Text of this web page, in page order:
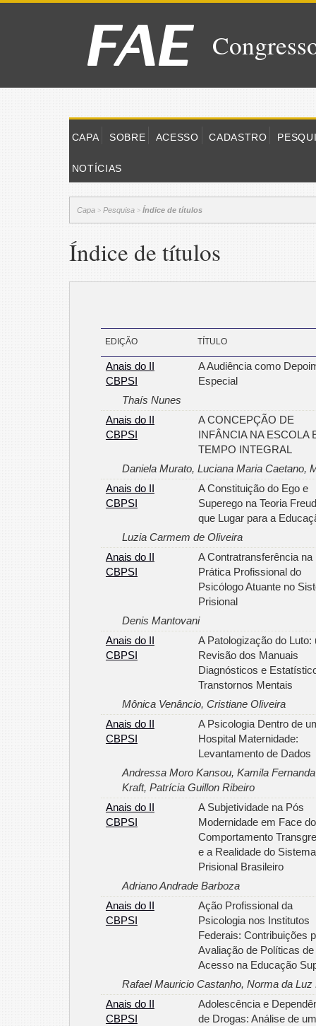
CAPA SOBRE ACESSO CADASTRO
NOTÍCIAS
Capa > Pesquisa > Índice de títulos
Índice de títulos
EDIÇÃO TÍTULO
Anais do II
CBPSI
A Audiência como
Especial
Thaís Nunes
Anais do II
CBPSI
A CONCEPÇÃO DE
INFÂNCIA NA ESCOLA
TEMPO INTEGRAL
Daniela Murato, Luciana Maria Caetano,
Anais do II
CBPSI
A Constituição do Ego e
Superego na Teoria
que Lugar para a
Luzia Carmem de Oliveira
Anais do II
CBPSI
A Contratransferência na
Prática Profissional do
Psicólogo Atuante no
Prisional
Denis Mantovani
Anais do II
CBPSI
A Patologização do Luto:
Revisão dos Manuais
Diagnósticos e
Transtornos Mentais
Mônica Venâncio, Cristiane Oliveira
Anais do II
CBPSI
A Psicologia Dentro de
Hospital Maternidade:
Levantamento de Dados
Andressa Moro Kansou, Kamila
Kraft, Patrícia Guillon Ribeiro
Anais do II
CBPSI
A Subjetividade na Pós
Modernidade em Face do
Comportamento
e a Realidade do Sistema
Prisional Brasileiro
Adriano Andrade Barboza
Anais do II
CBPSI
Ação Profissional da
Psicologia nos Institutos
Federais: Contribuições
Avaliação de Políticas de
Acesso na Educação
Rafael Mauricio Castanho, Norma da Luz
Anais do II
CBPSI
Adolescência e
de Drogas: Análise de um